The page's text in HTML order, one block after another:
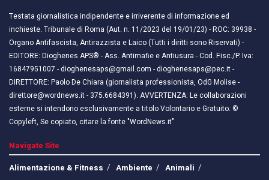
Testata giornalistica indipendente e irriverente di informazione ed
inchieste. Tribunale di Roma (Aut. n. 11/2023 del 19/01/23) - ROC: 39938 -
Organo Antifascista, Antirazzista e Laico (Tutti i diritti sono Riservati) -
EDITORE: Dioghenes APS® - Ass. Antimafie e Antiusura - Cod. Fisc./P. Iva:
16847951007 - dioghenesaps@gmail.com - dioghenesaps@pec.it - ​​
DIRETTORE: Paolo De Chiara (giornalista professionista, OdG Molise -
direttore@wordnews.it - ​​375.6684391). AVVERTENZA: Le collaborazioni
esterne si intendono esclusivamente a titolo Volontario e Gratuito. ©
Copyleft, Se copiato, citare la fonte "WordNews.it"
Navigate Site
Alimentazione & Fitness
Ambiente
Animali